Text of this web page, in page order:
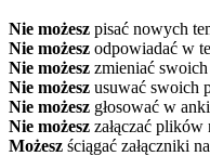
Nie możesz pisać nowych
Nie możesz odpowiadać w
Nie możesz zmieniać
Nie możesz usuwać swoich
Nie możesz głosować w
Nie możesz załączać
Możesz ściągać załączniki